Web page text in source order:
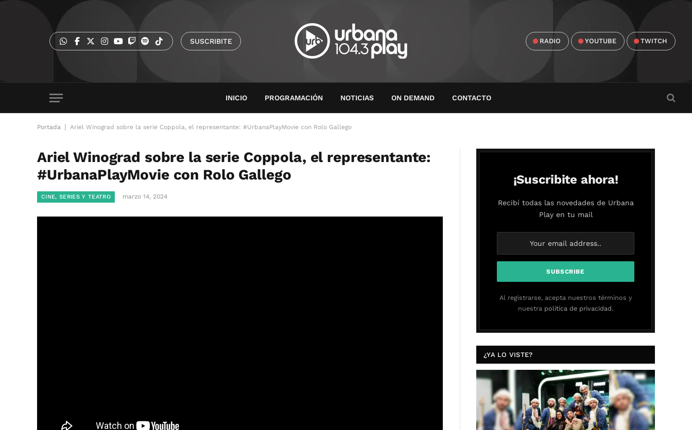
SUSCRIBITE RADIO YOUTUBE TWITCH
INICIO PROGRAMACIÓN NOTICIAS ON DEMAND CONTACTO
Portada Ariel Winograd sobre la serie Coppola, el representante: #UrbanaPlayMovie con Rolo Gallego
Ariel Winograd sobre la serie Coppola, el representante:
#UrbanaPlayMovie con Rolo Gallego
CINE, SERIES Y TEATRO marzo 14, 2024
¡Suscribite ahora!
Recibí todas las novedades de Urbana
Play en tu mail
Al registrarse, acepta nuestros términos y
nuestra política de privacidad.
¿YA LO VISTE?